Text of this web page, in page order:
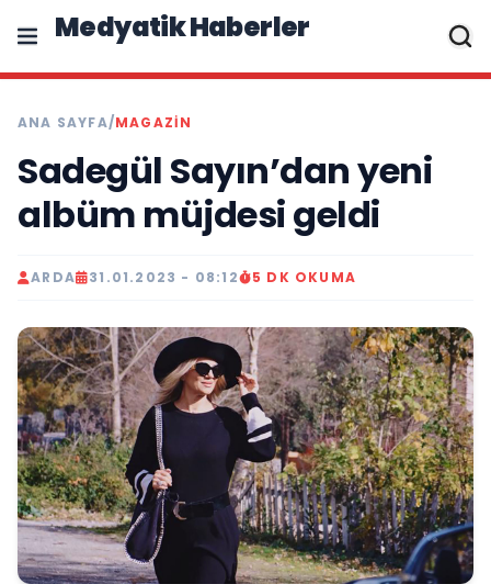
Medyatik Haberler
ANA SAYFA/MAGAZİN
Sadegül Sayın’dan yeni
albüm müjdesi geldi
ARDA 31.01.2023 - 08:12 5 DK OKUMA